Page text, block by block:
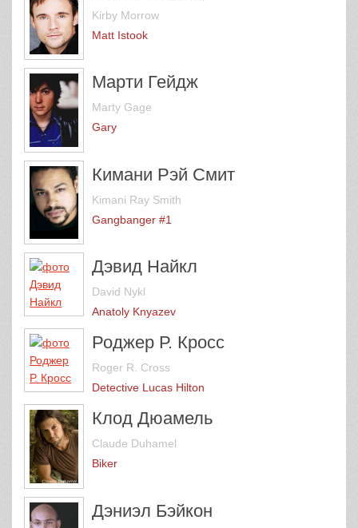
Kirby Morrow
Matt Istook
Марти Гейдж
Marty Gage
Gary
Кимани Рэй Смит
Kimani Ray Smith
Gangbanger #1
Дэвид Найкл
David Nykl
Anatoly Knyazev
Роджер Р. Кросс
Roger R. Cross
Detective Lucas Hilton
Клод Дюамель
Claude Duhamel
Biker
Дэниэл Бэйкон